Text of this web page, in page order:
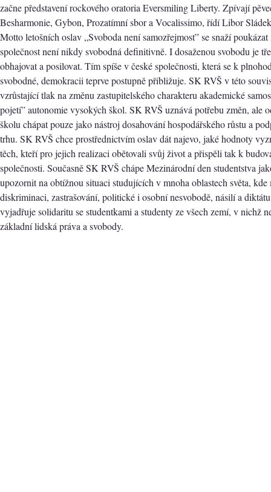
začne představení rockového oratoria Eversmiling Liberty. Zpívají
Besharmonie, Gybon, Prozatímní sbor a Vocalissimo, řídí Libor
Motto letošních oslav „Svoboda není samozřejmost” se snaží poukázat
společnost není nikdy svobodná definitivně. I dosaženou svobodu je
obhajovat a posilovat. Tím spíše v české společnosti, která se k
svobodné, demokracii teprve postupně přibližuje. SK RVŠ v této
vzrůstající tlak na změnu zastupitelského charakteru akademické
pojetí” autonomie vysokých škol. SK RVŠ uznává potřebu změn, ale
školu chápat pouze jako nástroj dosahování hospodářského růstu a
trhu. SK RVŠ chce prostřednictvím oslav dát najevo, jaké hodnoty
těch, kteří pro jejich realizaci obětovali svůj život a přispěli tak k
společnosti. Současně SK RVŠ chápe Mezinárodní den studentstva
upozornit na obtížnou situaci studujících v mnoha oblastech světa, kde
diskriminaci, zastrašování, politické i osobní nesvobodě, násilí a
vyjadřuje solidaritu se studentkami a studenty ze všech zemí, v nichž
základní lidská práva a svobody.